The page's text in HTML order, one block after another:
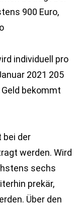
900 Euro,
individuell pro
2021 205
bekommt
bei der
werden. Wird
sechs
prekär,
Über den